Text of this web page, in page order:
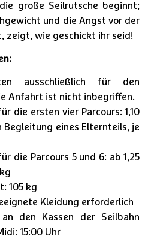
große Seilrutsche beginnt;
und die Angst vor der
zeigt, wie geschickt ihr seid!
ausschließlich für den
Anfahrt ist nicht inbegriffen.
die ersten vier Parcours: 1,10
Begleitung eines Elternteils, je
die Parcours 5 und 6: ab 1,25
105 kg
Kleidung erforderlich
den Kassen der Seilbahn
15:00 Uhr